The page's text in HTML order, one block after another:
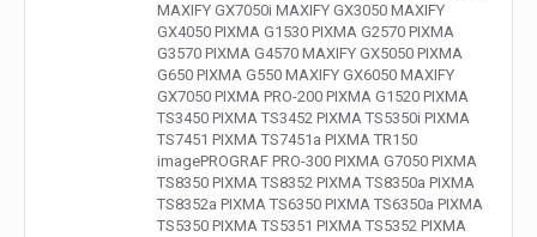
MAXIFY GX7050i MAXIFY GX3050 MAXIFY
GX4050 PIXMA G1530 PIXMA G2570 PIXMA
G3570 PIXMA G4570 MAXIFY GX5050 PIXMA
G650 PIXMA G550 MAXIFY GX6050 MAXIFY
GX7050 PIXMA PRO-200 PIXMA G1520 PIXMA
TS3450 PIXMA TS3452 PIXMA TS5350i PIXMA
TS7451 PIXMA TS7451a PIXMA TR150
imagePROGRAF PRO-300 PIXMA G7050 PIXMA
TS8350 PIXMA TS8352 PIXMA TS8350a PIXMA
TS8352a PIXMA TS6350 PIXMA TS6350a PIXMA
TS5350 PIXMA TS5351 PIXMA TS5352 PIXMA